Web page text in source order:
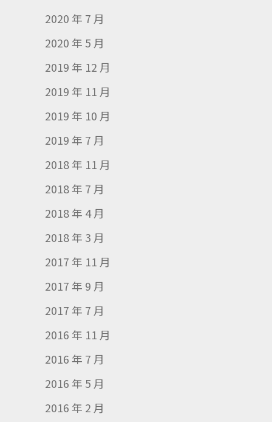
2020 年 7 月
2020 年 5 月
2019 年 12 月
2019 年 11 月
2019 年 10 月
2019 年 7 月
2018 年 11 月
2018 年 7 月
2018 年 4 月
2018 年 3 月
2017 年 11 月
2017 年 9 月
2017 年 7 月
2016 年 11 月
2016 年 7 月
2016 年 5 月
2016 年 2 月